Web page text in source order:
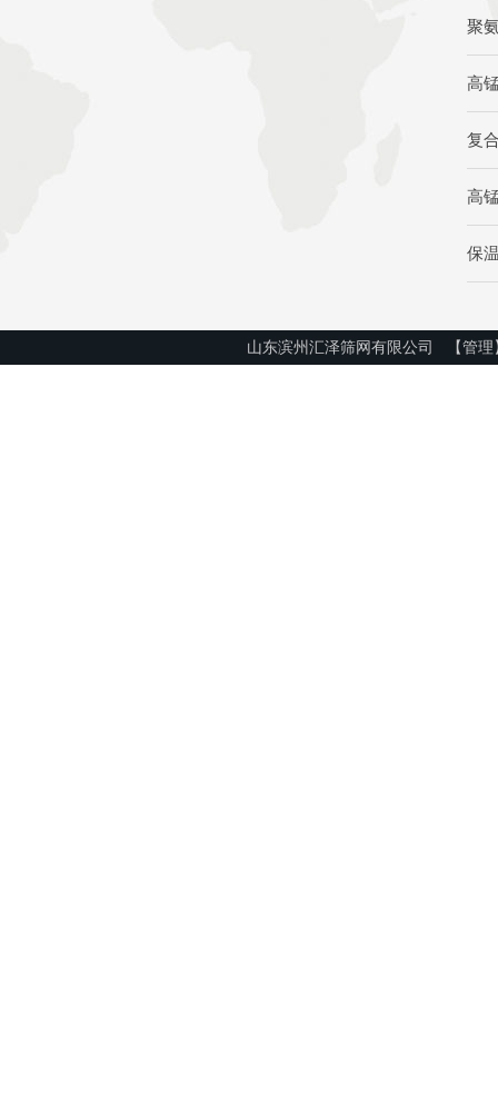
聚
高
复
高
保
山东滨州汇泽筛网有限公司 【管